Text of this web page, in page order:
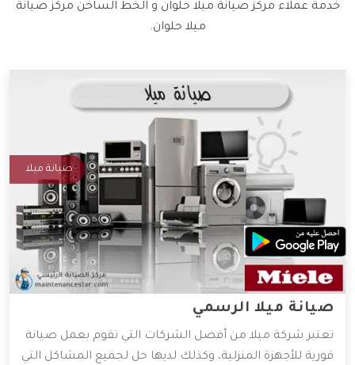
خدمة عملاء مركز صيانة ميلا حلوان و الخط الساخن مركز صيانة
ميلا حلوان.
صيانة ميلا
صيانة ميلا الرسمي
تعتبر شركة ميلا من أفضل الشركات التي تقوم بعمل صيانة
فورية للأجهزة المنزلية، وكذلك لديها حل لجميع المشاكل التي